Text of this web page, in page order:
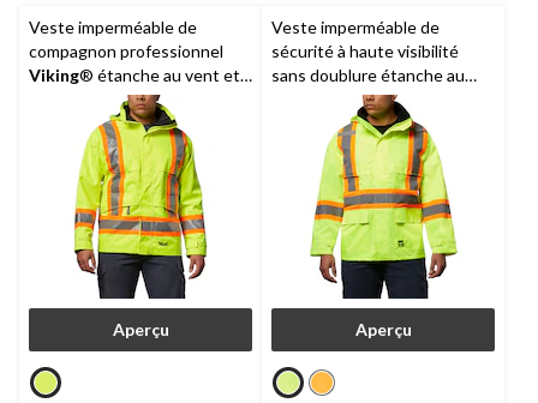
Veste imperméable de
compagnon professionnel
Viking® étanche au vent et
haute visibilité, pour hommes
Aperçu
Veste imperméable de
sécurité à haute visibilité
sans doublure étanche au
vent et à l'eau pour hommes,
Open Road, 150D
Aperçu